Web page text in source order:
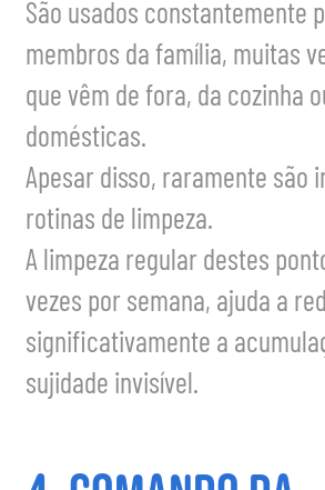
São usados constantemente
membros da família, muitas
que vêm de fora, da cozinha
domésticas.
Apesar disso, raramente são
rotinas de limpeza.
A limpeza regular destes
vezes por semana, ajuda a
significativamente a
sujidade invisível.